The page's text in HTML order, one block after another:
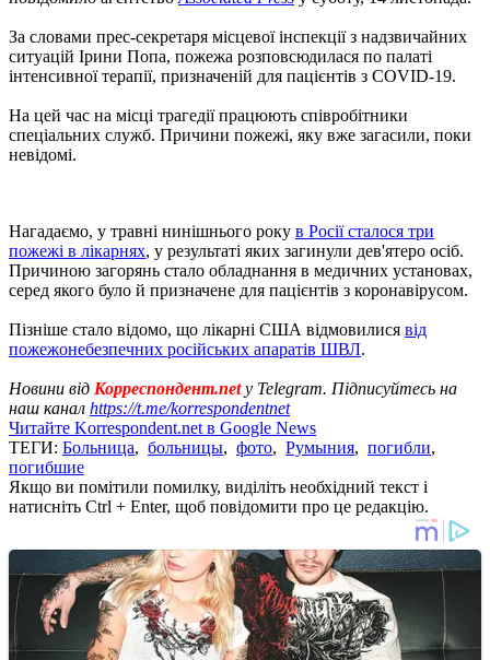
За словами прес-секретаря місцевої інспекції з надзвичайних
ситуацій Ірини Попа, пожежа розповсюдилася по палаті
інтенсивної терапії, призначеній для пацієнтів з COVID-19.
На цей час на місці трагедії працюють співробітники
спеціальних служб. Причини пожежі, яку вже загасили, поки
невідомі.
Нагадаємо, у травні нинішнього року в Росії сталося три
пожежі в лікарнях, у результаті яких загинули дев'ятеро осіб.
Причиною загорянь стало обладнання в медичних установах,
серед якого було й призначене для пацієнтів з коронавірусом.
Пізніше стало відомо, що лікарні США відмовилися від
пожежонебезпечних російських апаратів ШВЛ.
Новини від Корреспондент.netу Telegram. Підписуйтесь на
наш канал https://t.me/korrespondentnet
Читайте Korrespondent.net в Google News
ТЕГИ: Больница, больницы, фото, Румыния, погибли,
погибшие
Якщо ви помітили помилку, виділіть необхідний текст і
натисніть Ctrl + Enter, щоб повідомити про це редакцію.